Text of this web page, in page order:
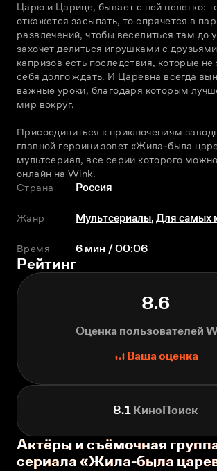
Царю и Царице, бывает с ней нелегко:
откажется засыпать, то спрячется в
развлечений, чтобы веселиться там до
захочет делиться игрушками с
капризов есть последствия, которые
себя долго ждать. И Царевна всегда
важные уроки, благодаря которым
мир вокруг.
Присоединиться к приключениям
главной героини зовет «Жила-была
мультсериал, все серии которого
онлайн на Wink.
Страна
Россия
Жанр Мультсериалы,Для самых
Время 6 мин / 00:06
Рейтинг
8.6
Оценка пользователей
Ваша оценка
8.1 КиноПоиск
Актёры и съёмочная
сериала «Жила-была